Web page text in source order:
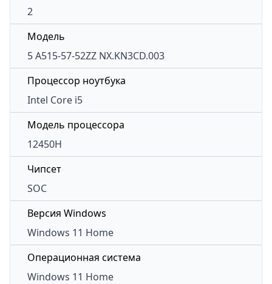
2
Модель
5 A515-57-52ZZ NX.KN3CD.003
Процессор ноутбука
Intel Core i5
Модель процессора
12450H
Чипсет
SOC
Версия Windows
Windows 11 Home
Операционная система
Windows 11 Home